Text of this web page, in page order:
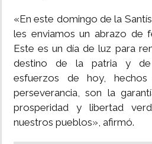
«En este domingo de la
les enviamos un abrazo de
Este es un día de luz para
destino de la patria y de
esfuerzos de hoy,
perseverancia, son la
prosperidad y libertad
nuestros pueblos», afirmó.